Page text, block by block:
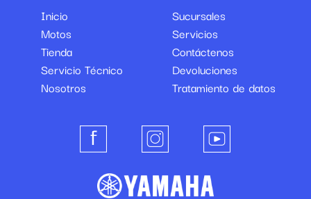
Inicio
Motos
Tienda
Servicio Técnico
Nosotros
Sucursales
Servicios
Contáctenos
Devoluciones
Tratamiento de datos